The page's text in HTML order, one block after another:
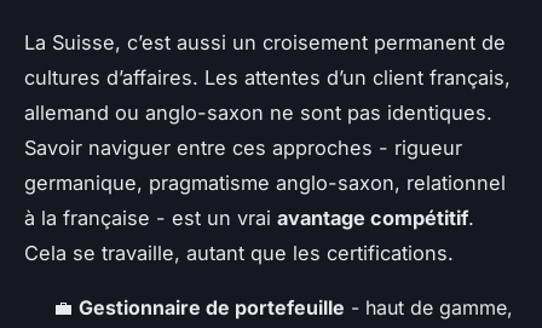
La Suisse, c’est aussi un croisement permanent de
cultures d’affaires. Les attentes d’un client français,
allemand ou anglo-saxon ne sont pas identiques.
Savoir naviguer entre ces approches - rigueur
germanique, pragmatisme anglo-saxon, relationnel
à la française - est un vrai avantage compétitif.
Cela se travaille, autant que les certifications.
💼 Gestionnaire de portefeuille - haut de gamme,